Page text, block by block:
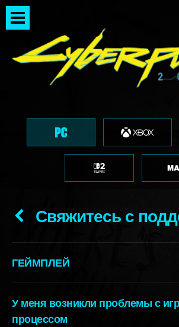
Свяжитесь с
ГЕЙМПЛЕЙ
У меня возникли проблемы с
процессом